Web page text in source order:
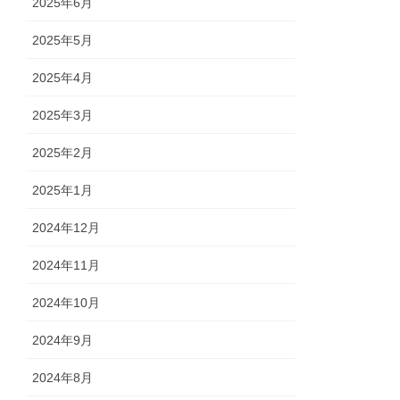
2025年5月
2025年4月
2025年3月
2025年2月
2025年1月
2024年12月
2024年11月
2024年10月
2024年9月
2024年8月